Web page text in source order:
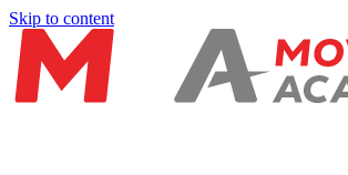
Skip to content